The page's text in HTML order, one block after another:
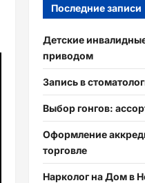
Последние записи
Детские
приводом
Запись в
Выбор гонгов:
Оформление
торговле
Нарколог на Дом в